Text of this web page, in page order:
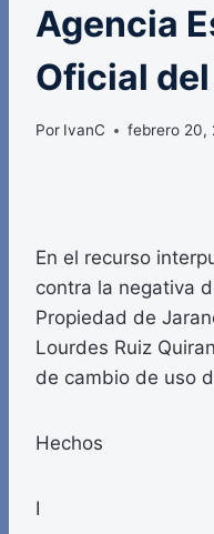
Agencia
Oficial
Por IvanC febrero 20,
En el recurso
contra la negativa
Propiedad de
Lourdes Ruiz
de cambio de uso
Hechos
I